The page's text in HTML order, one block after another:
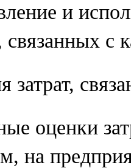
и
связанных с
затрат,
оценки
на